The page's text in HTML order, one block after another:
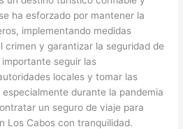
ha esforzado por mantener la
implementando medidas
y garantizar la seguridad de
seguir las
locales y tomar las
durante la pandemia
un seguro de viaje para
Los Cabos con tranquilidad.